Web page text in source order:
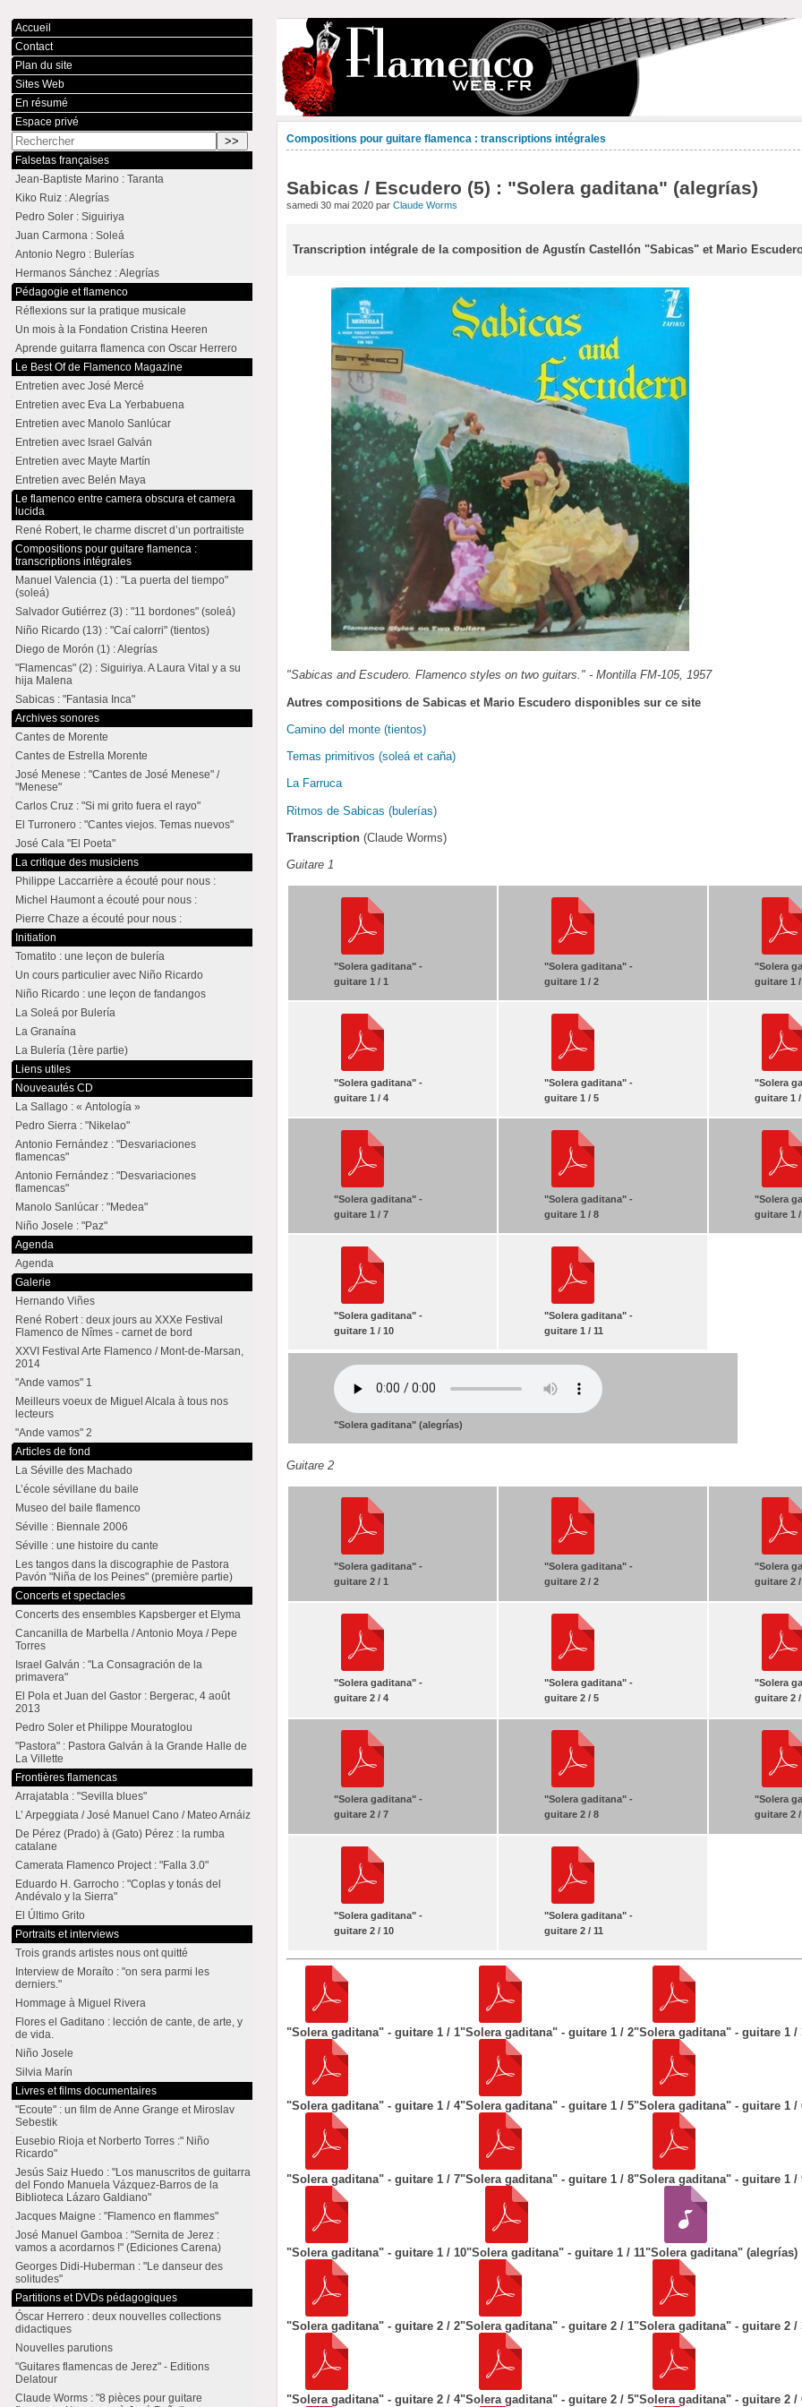
Compositions pour guitare flamenca : transcriptions intégrales
Sabicas / Escudero (5) : "Solera gaditana" (alegrías)
samedi 30 mai 2020 parClaude Worms
Transcription intégrale de la composition de Agustín Castellón "Sabicas" et Mario
"Sabicas and Escudero. Flamenco styles on two guitars." - Montilla FM-105, 1957
Autres compositions de Sabicas et Mario Escudero disponibles sur ce site
Camino del monte (tientos)
Temas primitivos (soleá et caña)
La Farruca
Ritmos de Sabicas (bulerías)
Transcription (Claude Worms)
Guitare 1
"Solera gaditana" -
guitare 1 / 1
"Solera gaditana" -
guitare 1 / 2
"Solera
guitare 1
"Solera gaditana" -
guitare 1 / 4
"Solera gaditana" -
guitare 1 / 5
"Solera
guitare 1
"Solera gaditana" -
guitare 1 / 7
"Solera gaditana" -
guitare 1 / 8
"Solera
guitare 1
"Solera gaditana" -
guitare 1 / 10
"Solera gaditana" -
guitare 1 / 11
"Solera gaditana" (alegrías)
Guitare 2
"Solera gaditana" -
guitare 2 / 1
"Solera gaditana" -
guitare 2 / 2
"Solera
guitare 2
"Solera gaditana" -
guitare 2 / 4
"Solera gaditana" -
guitare 2 / 5
"Solera
guitare 2
"Solera gaditana" -
guitare 2 / 7
"Solera gaditana" -
guitare 2 / 8
"Solera
guitare 2
"Solera gaditana" -
guitare 2 / 10
"Solera gaditana" -
guitare 2 / 11
"Solera gaditana" - guitare 1 / 1"Solera gaditana" - guitare 1 / 2"Solera gaditana" - guitare 1 /
"Solera gaditana" - guitare 1 / 4"Solera gaditana" - guitare 1 / 5"Solera gaditana" - guitare 1 /
"Solera gaditana" - guitare 1 / 7"Solera gaditana" - guitare 1 / 8"Solera gaditana" - guitare 1 /
"Solera gaditana" - guitare 1 / 10"Solera gaditana" - guitare 1 / 11"Solera gaditana" (alegrías)
"Solera gaditana" - guitare 2 / 2"Solera gaditana" - guitare 2 / 1"Solera gaditana" - guitare 2 /
"Solera gaditana" - guitare 2 / 4"Solera gaditana" - guitare 2 / 5"Solera gaditana" - guitare 2 /
Accueil
Contact
Plan du site
Sites Web
En résumé
Espace privé
Falsetas françaises
Jean-Baptiste Marino : Taranta
Kiko Ruiz : Alegrías
Pedro Soler : Siguiriya
Juan Carmona : Soleá
Antonio Negro : Bulerías
Hermanos Sánchez : Alegrías
Pédagogie et flamenco
Réflexions sur la pratique musicale
Un mois à la Fondation Cristina Heeren
Aprende guitarra flamenca con Oscar Herrero
Le Best Of de Flamenco Magazine
Entretien avec José Mercé
Entretien avec Eva La Yerbabuena
Entretien avec Manolo Sanlúcar
Entretien avec Israel Galván
Entretien avec Mayte Martín
Entretien avec Belén Maya
Le flamenco entre camera obscura et camera
lucida
René Robert, le charme discret d’un portraitiste
Compositions pour guitare flamenca :
transcriptions intégrales
Manuel Valencia (1) : "La puerta del tiempo"
(soleá)
Salvador Gutiérrez (3) : "11 bordones" (soleá)
Niño Ricardo (13) : "Caí calorri" (tientos)
Diego de Morón (1) : Alegrías
"Flamencas" (2) : Siguiriya. A Laura Vital y a su
hija Malena
Sabicas : "Fantasia Inca"
Archives sonores
Cantes de Morente
Cantes de Estrella Morente
José Menese : "Cantes de José Menese" /
"Menese"
Carlos Cruz : "Si mi grito fuera el rayo"
El Turronero : "Cantes viejos. Temas nuevos"
José Cala "El Poeta"
La critique des musiciens
Philippe Laccarrière a écouté pour nous :
Michel Haumont a écouté pour nous :
Pierre Chaze a écouté pour nous :
Initiation
Tomatito : une leçon de bulería
Un cours particulier avec Niño Ricardo
Niño Ricardo : une leçon de fandangos
La Soleá por Bulería
La Granaína
La Bulería (1ère partie)
Liens utiles
Nouveautés CD
La Sallago : « Antología »
Pedro Sierra : "Nikelao"
Antonio Fernández : "Desvariaciones
flamencas"
Antonio Fernández : "Desvariaciones
flamencas"
Manolo Sanlúcar : "Medea"
Niño Josele : "Paz"
Agenda
Agenda
Galerie
Hernando Viñes
René Robert : deux jours au XXXe Festival
Flamenco de Nîmes - carnet de bord
XXVI Festival Arte Flamenco / Mont-de-Marsan,
2014
"Ande vamos" 1
Meilleurs voeux de Miguel Alcala à tous nos
lecteurs
"Ande vamos" 2
Articles de fond
La Séville des Machado
L’école sévillane du baile
Museo del baile flamenco
Séville : Biennale 2006
Séville : une histoire du cante
Les tangos dans la discographie de Pastora
Pavón "Niña de los Peines" (première partie)
Concerts et spectacles
Concerts des ensembles Kapsberger et Elyma
Cancanilla de Marbella / Antonio Moya / Pepe
Torres
Israel Galván : "La Consagración de la
primavera"
El Pola et Juan del Gastor : Bergerac, 4 août
2013
Pedro Soler et Philippe Mouratoglou
"Pastora" : Pastora Galván à la Grande Halle de
La Villette
Frontières flamencas
Arrajatabla : "Sevilla blues"
L’ Arpeggiata / José Manuel Cano / Mateo Arnáiz
De Pérez (Prado) à (Gato) Pérez : la rumba
catalane
Camerata Flamenco Project : "Falla 3.0"
Eduardo H. Garrocho : "Coplas y tonás del
Andévalo y la Sierra"
El Último Grito
Portraits et interviews
Trois grands artistes nous ont quitté
Interview de Moraíto : "on sera parmi les
derniers."
Hommage à Miguel Rivera
Flores el Gaditano : lección de cante, de arte, y
de vida.
Niño Josele
Silvia Marín
Livres et films documentaires
"Ecoute" : un film de Anne Grange et Miroslav
Sebestik
Eusebio Rioja et Norberto Torres :" Niño
Ricardo"
Jesús Saiz Huedo : "Los manuscritos de guitarra
del Fondo Manuela Vázquez-Barros de la
Biblioteca Lázaro Galdiano"
Jacques Maigne : "Flamenco en flammes"
José Manuel Gamboa : "Sernita de Jerez :
vamos a acordarnos !" (Ediciones Carena)
Georges Didi-Huberman : "Le danseur des
solitudes"
Partitions et DVDs pédagogiques
Óscar Herrero : deux nouvelles collections
didactiques
Nouvelles parutions
"Guitares flamencas de Jerez" - Editions
Delatour
Claude Worms : "8 pièces pour guitare